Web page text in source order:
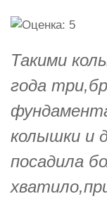
Такими
года
колышки и
посадила